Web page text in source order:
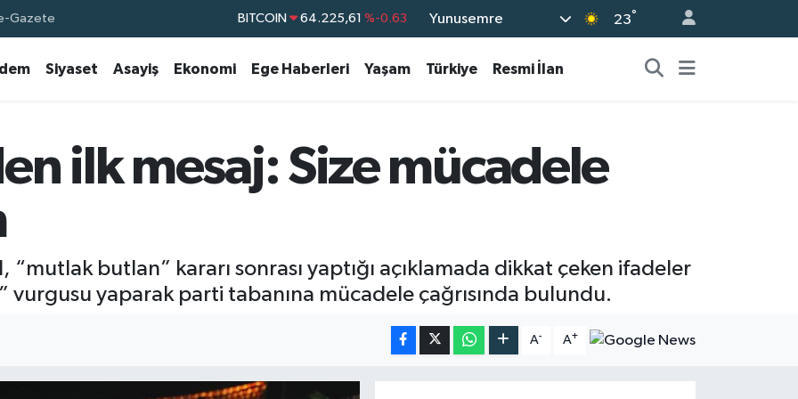
Gazete BITCOIN 64.225,61 %-0.63
GRAM ALTIN 6574.81
BİST100 13.799
Yunusemre 23°
Siyaset Asayiş Ekonomi Ege Haberleri Yaşam Türkiye Resmi İlan
ilk mesaj: Size mücadele
“mutlak butlan” kararı sonrası yaptığı açıklamada dikkat çeken ifadeler
vurgusu yaparak parti tabanına mücadele çağrısında bulundu.
A- A+